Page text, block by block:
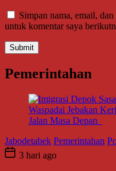
Simpan nama, email,
untuk komentar saya
Pemerintahan
Jabodetabek Pemerintahan
3 hari ago